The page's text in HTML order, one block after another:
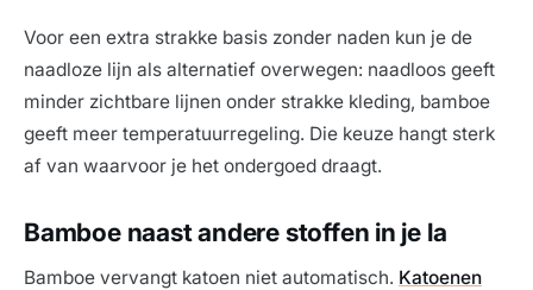
Voor een extra strakke basis zonder naden kun je de
naadloze lijn als alternatief overwegen: naadloos geeft
minder zichtbare lijnen onder strakke kleding, bamboe
geeft meer temperatuurregeling. Die keuze hangt sterk
af van waarvoor je het ondergoed draagt.
Bamboe naast andere stoffen in je la
Bamboe vervangt katoen niet automatisch. Katoenen